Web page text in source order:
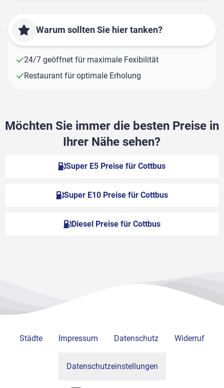
Warum sollten Sie hier tanken?
24/7 geöffnet für maximale Fexibilität
Restaurant für optimale Erholung
Möchten Sie immer die besten Preise in
Ihrer Nähe sehen?
Super E5 Preise für Cottbus
Super E10 Preise für Cottbus
Diesel Preise für Cottbus
Städte Impressum Datenschutz Widerruf
Datenschutzeinstellungen